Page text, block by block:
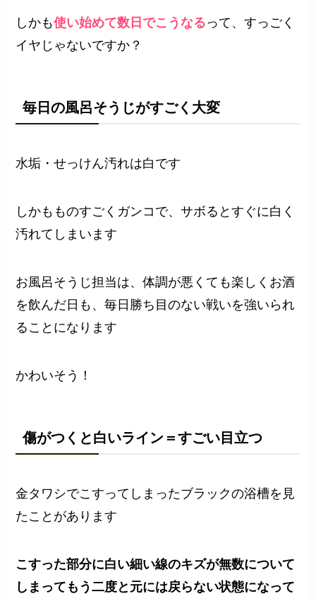
しかも使い始めて数日でこうなるって、すっごく
イヤじゃないですか？
毎日の風呂そうじがすごく大変
水垢・せっけん汚れは白です
しかもものすごくガンコで、サボるとすぐに白く
汚れてしまいます
お風呂そうじ担当は、体調が悪くても楽しくお酒
を飲んだ日も、毎日勝ち目のない戦いを強いられ
ることになります
かわいそう！
傷がつくと白いライン＝すごい目立つ
金タワシでこすってしまったブラックの浴槽を見
たことがあります
こすった部分に白い細い線のキズが無数について
しまってもう二度と元には戻らない状態になって